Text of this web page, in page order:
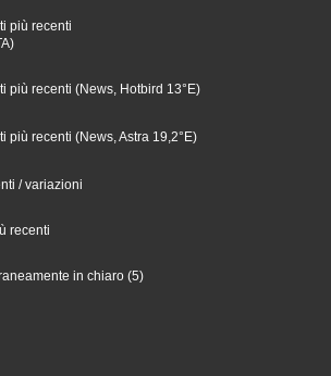
più recenti
più recenti (News, Hotbird 13°E)
più recenti (News, Astra 19,2°E)
/ variazioni
recenti
in chiaro (5)